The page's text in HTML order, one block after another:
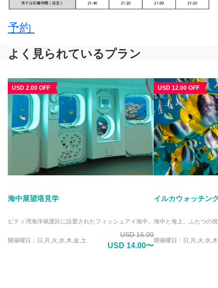
予約
よく見られているプラン
USD 2.00 OFF
海中展望塔見学
開催曜日：日,月,火,水,木,金,土
USD 16.00
USD 14.00〜
USD 12.00 OFF
イルカウォッチン
開催曜日：日,月,火,水,